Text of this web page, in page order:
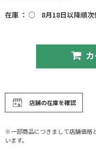
在庫 ： ○ 8月18日以降順
店舗の在庫を確認
※一部商品につきまして店舗価格
います。